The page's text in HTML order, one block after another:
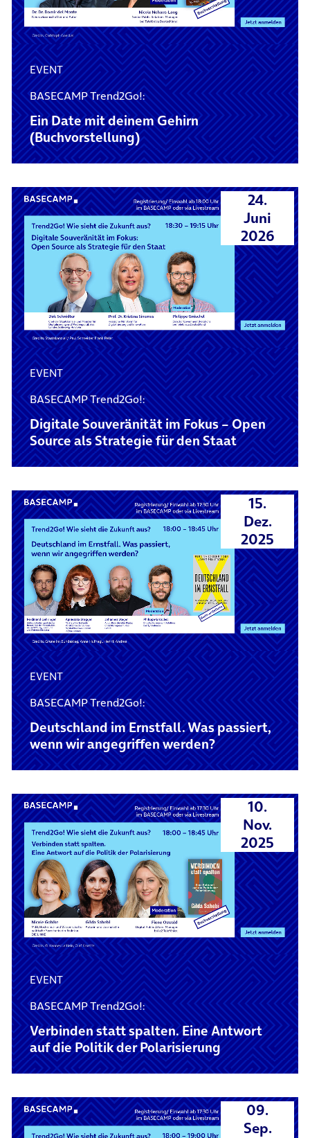
EVENT
BASECAMP Trend2Go!:
Ein Date mit deinem Gehirn
(Buchvorstellung)
24.
Juni
2026
EVENT
BASECAMP Trend2Go!:
Digitale Souveränität im Fokus – Open
Source als Strategie für den Staat
15.
Dez.
2025
EVENT
BASECAMP Trend2Go!:
Deutschland im Ernstfall. Was passiert,
wenn wir angegriffen werden?
10.
Nov.
2025
EVENT
BASECAMP Trend2Go!:
Verbinden statt spalten. Eine Antwort
auf die Politik der Polarisierung
09.
Sep.